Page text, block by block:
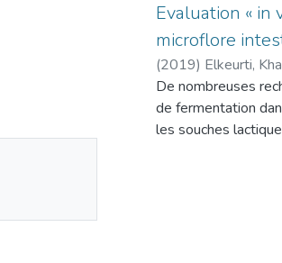
Evaluation « in
microflore
(2019) Elkeurti,
De nombreuses
de fermentation
les souches